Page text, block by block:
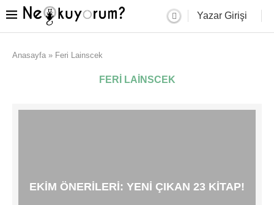
Yazar Girişi
Anasayfa » Feri Lainscek
FERI LAINSCEK
EKIM ÖNERILERI: YENI ÇIKAN 23 KITAP!